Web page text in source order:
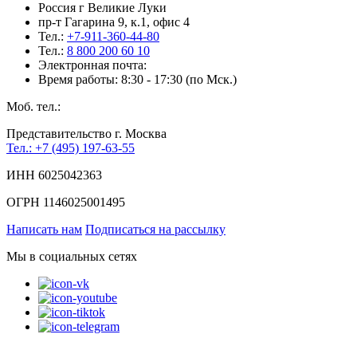
Россия г Великие Луки
пр-т Гагарина 9, к.1, офис 4
Тел.: +7-911-360-44-80
Тел.: 8 800 200 60 10
Электронная почта:
Время работы: 8:30 - 17:30 (по Мск.)
Моб. тел.:
Представительство г. Москва
Тел.: +7 (495) 197-63-55
ИНН 6025042363
ОГРН 1146025001495
Написать нам Подписаться на рассылку
Мы в социальных сетях